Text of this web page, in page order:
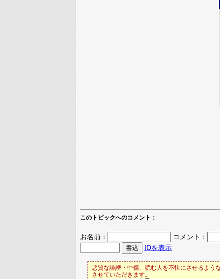
このトピックへのコメント：
お名前：
コメント：
IDを表示
悪質な誹謗・中傷、読む人を不快にさせるよう
させていただきます。